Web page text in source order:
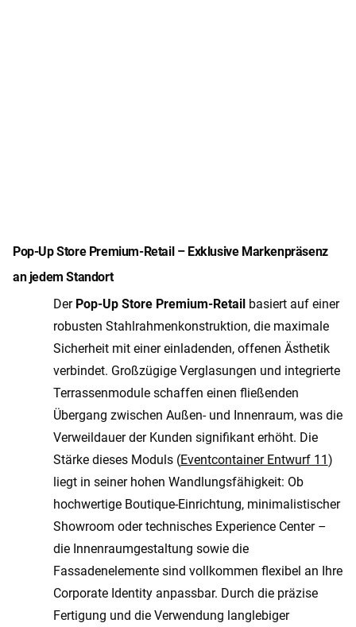
Pop-Up Store Premium-Retail – Exklusive Markenpräsenz
an jedem Standort
Der Pop-Up Store Premium-Retailbasiert auf einer
robusten Stahlrahmenkonstruktion, die maximale
Sicherheit mit einer einladenden, offenen Ästhetik
verbindet. Großzügige Verglasungen und integrierte
Terrassenmodule schaffen einen fließenden
Übergang zwischen Außen- und Innenraum, was die
Verweildauer der Kunden signifikant erhöht. Die
Stärke dieses Moduls (Eventcontainer Entwurf 11)
liegt in seiner hohen Wandlungsfähigkeit: Ob
hochwertige Boutique-Einrichtung, minimalistischer
Showroom oder technisches Experience Center –
die Innenraumgestaltung sowie die
Fassadenelemente sind vollkommen flexibel an Ihre
Corporate Identity anpassbar. Durch die präzise
Fertigung und die Verwendung langlebiger